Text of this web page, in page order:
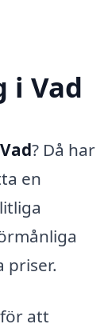
i Vad
? Då har
en
priser.
att